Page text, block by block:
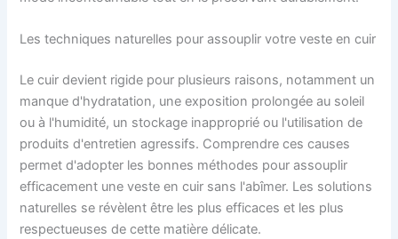
Les techniques naturelles pour assouplir votre veste en cuir
Le cuir devient rigide pour plusieurs raisons, notamment un
manque d'hydratation, une exposition prolongée au soleil
ou à l'humidité, un stockage inapproprié ou l'utilisation de
produits d'entretien agressifs. Comprendre ces causes
permet d'adopter les bonnes méthodes pour assouplir
efficacement une veste en cuir sans l'abîmer. Les solutions
naturelles se révèlent être les plus efficaces et les plus
respectueuses de cette matière délicate.